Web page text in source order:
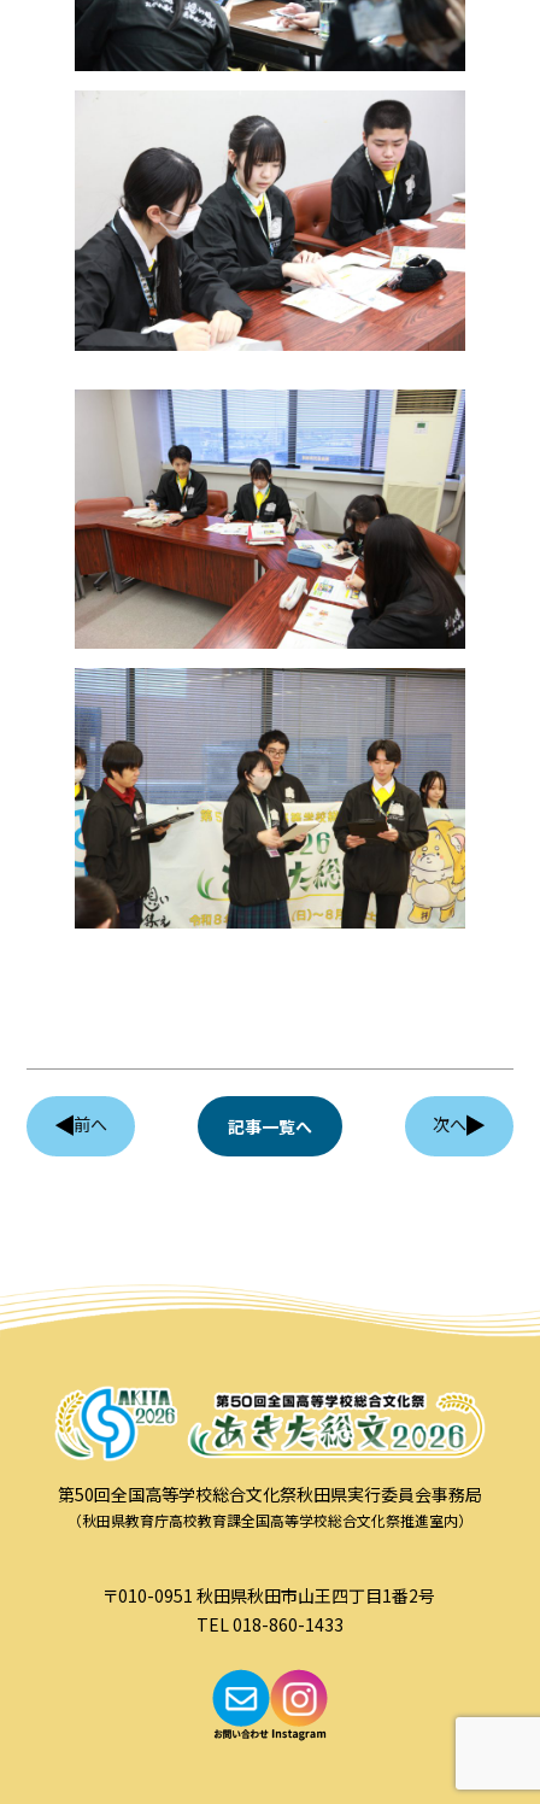
リンク集
サイトマップ
前へ 記事一覧へ 次へ
第50回全国高等学校総合文化祭秋田県実行委員会事務局
（秋田県教育庁高校教育課全国高等学校総合文化祭推進室内）
〒010-0951 秋田県秋田市山王四丁目1番2号
TEL 018-860-1433